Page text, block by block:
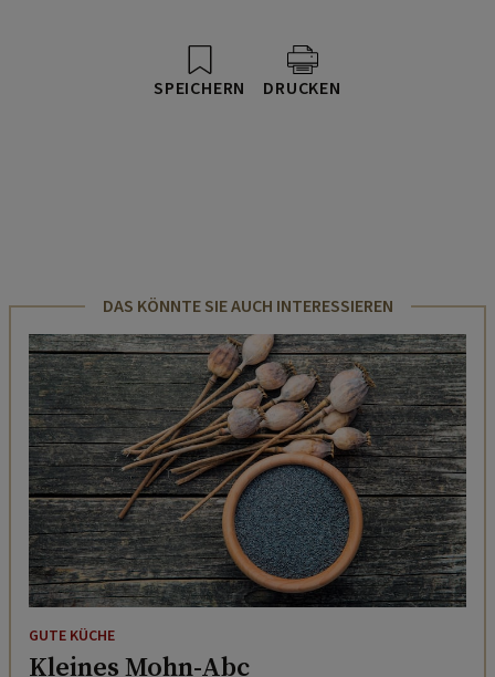
SPEICHERN DRUCKEN
DAS KÖNNTE SIE AUCH INTERESSIEREN
GUTE KÜCHE
Kleines Mohn-Abc